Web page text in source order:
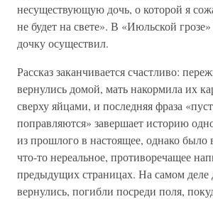
несуществующую дочь, о которой я
не будет на свете». В «Июльской
дочку осуществил.
Рассказ заканчивается счастливо:
вернулись домой, мать накормила их
сверху яйцами, и последняя фраза
поправляются» завершает историю
из прошлого в настоящее, однако было
что-то нереальное, противоречащее
предыдущих страницах. На самом деле
вернулись, погибли посреди поля,